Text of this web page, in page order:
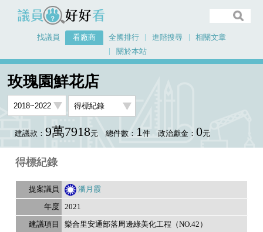
議員好好看
找議員 看廠商 全國排行 進階搜尋
相關文章
關於本站
玫瑰園鮮花店
玫瑰園鮮花店
建議款： 9萬7918元 總件數： 1件 政治獻金： 0元
得標紀錄
潘月霞
2021
樂合里安通部落周邊綠美化工程（NO.42）